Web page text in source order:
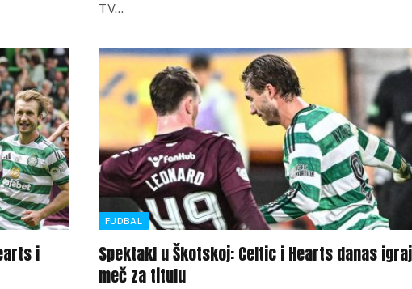
TV…
i
FUDBAL
Spektakl u Škotskoj: Celtic i Hearts danas
meč za titulu